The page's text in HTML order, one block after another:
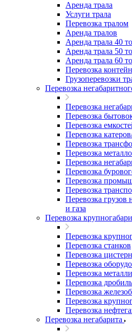
Аренда трала
Услуги трала
Перевозка тралом
Аренда тралов
Аренда трала 40
Аренда трала 50
Аренда трала 60
Перевозка
Грузоперевозки
Перевозка
Перевозка
Перевозка
Перевозка
Перевозка
Перевозка
Перевозка
Перевозка
Перевозка
Перевозка
Перевозка
Перевозка грузов
и газа
Перевозка
Перевозка
Перевозка станков
Перевозка цистерн
Перевозка
Перевозка
Перевозка
Перевозка
Перевозка
Перевозка
Перевозка негабарита